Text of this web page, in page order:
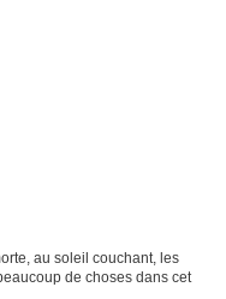
au soleil couchant, les
de choses dans cet